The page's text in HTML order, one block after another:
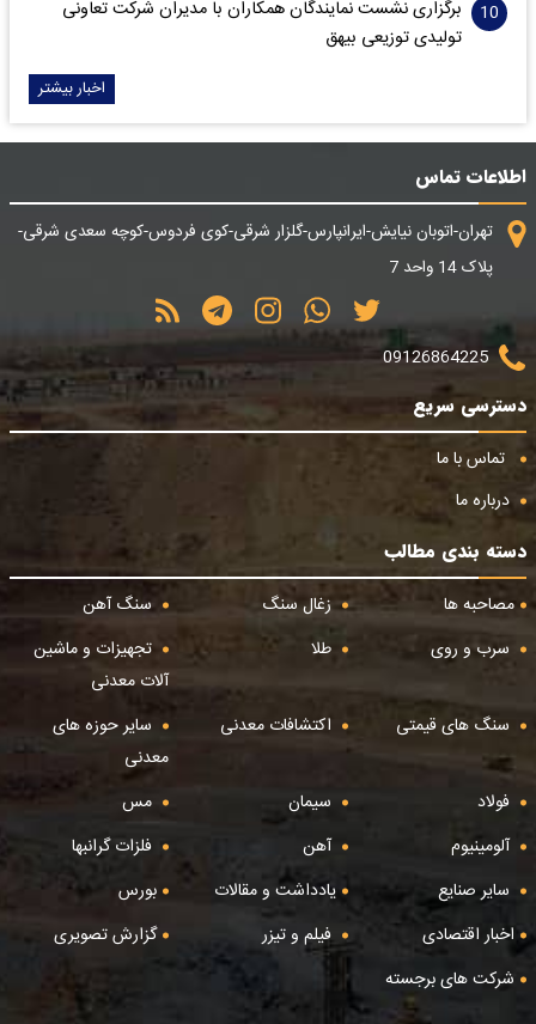
برگزاری نشست نمایندگان همکاران با مدیران شرکت تعاونی
تولیدی توزیعی بیهق
اخبار بیشتر
اطلاعات تماس
تهران-اتوبان نیایش-ایرانپارس-گلزار شرقی-کوی فردوس-کوچه سعدی شرقی-
پلاک 14 واحد 7
09126864225
دسترسی سریع
تماس با ما
درباره ما
دسته بندی مطالب
مصاحبه ها
زغال سنگ
سنگ آهن
سرب و روی
طلا
تجهیزات و ماشین
آلات معدنی
سنگ های قیمتی
اکتشافات معدنی
سایر حوزه های
معدنی
فولاد
سیمان
مس
آلومینیوم
آهن
فلزات گرانبها
سایر صنایع
یادداشت و مقالات
بورس
اخبار اقتصادی
فیلم و تیزر
گزارش تصویری
شرکت های برجسته